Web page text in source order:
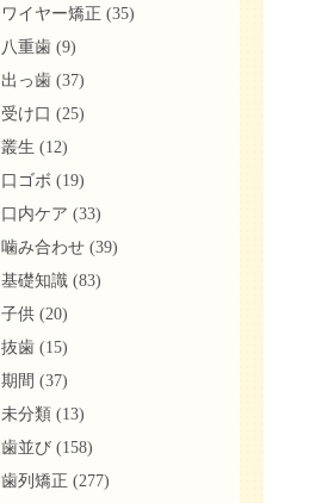
ワイヤー矯正 (35)
八重歯(9)
出っ歯(37)
受け口 (25)
叢生 (12)
口ゴボ (19)
口内ケア (33)
噛み合わせ(39)
基礎知識(83)
子供(20)
抜歯(15)
期間 (37)
未分類(13)
歯並び(158)
歯列矯正 (277)